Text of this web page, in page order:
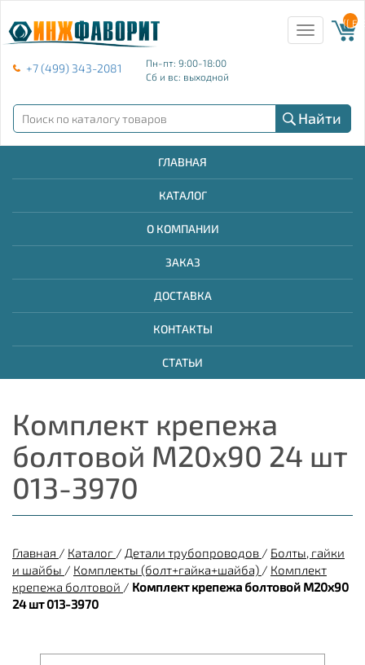
+7 (499) 343-2081
Пн-пт: 9:00-18:00
Сб и вс: выходной
Toggle
navigation
{{
Найти
ГЛАВНАЯ
КАТАЛОГ
О КОМПАНИИ
ЗАКАЗ
ДОСТАВКА
КОНТАКТЫ
СТАТЬИ
Комплект крепежа
болтовой М20х90 24 шт
013-3970
Главная / Каталог / Детали трубопроводов / Болты, гайки
и шайбы / Комплекты (болт+гайка+шайба) / Комплект
крепежа болтовой / Комплект крепежа болтовой М20х90
24 шт 013-3970